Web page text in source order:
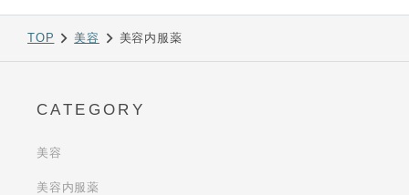
TOP 美容 美容内服薬
CATEGORY
美容
美容内服薬